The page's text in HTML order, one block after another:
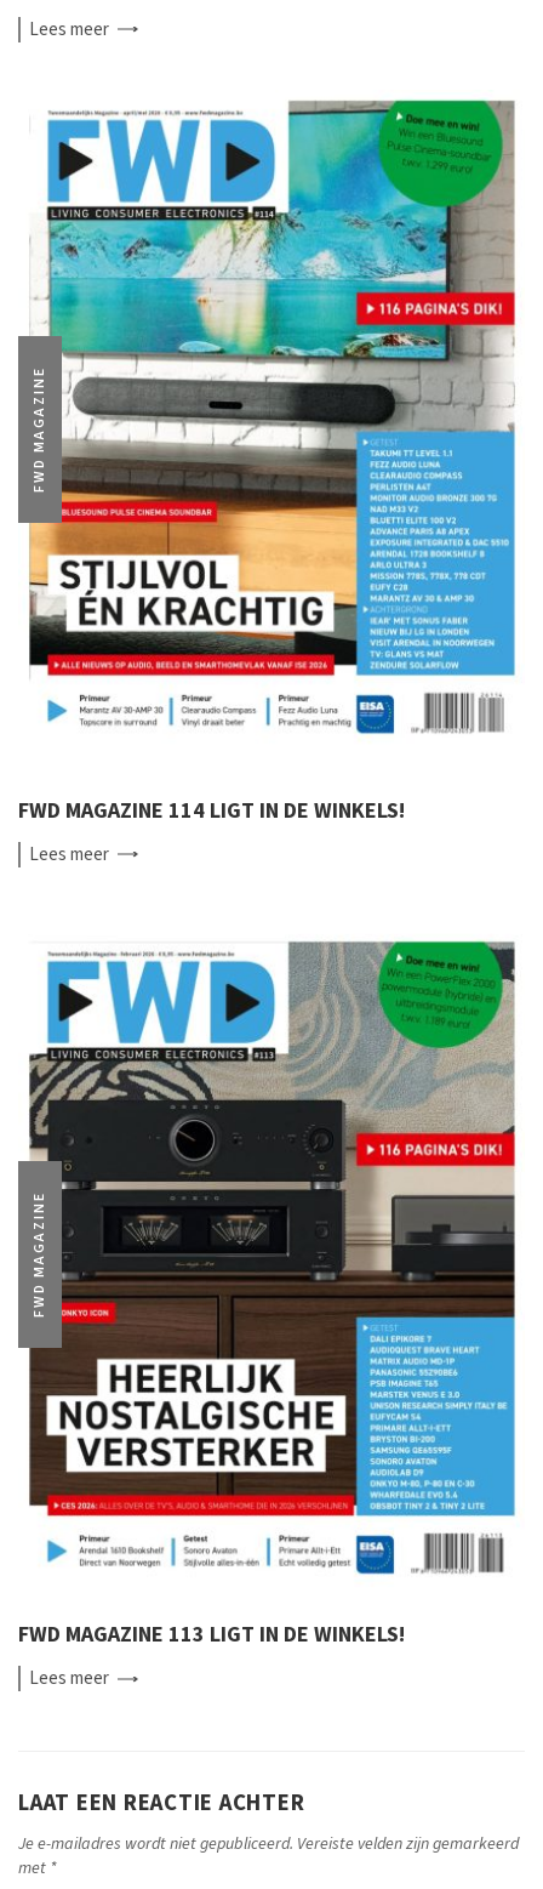
Leesmeer
FWD MAGAZINE
FWD MAGAZINE 114 LIGT IN DE WINKELS!
Leesmeer
FWD MAGAZINE
FWD MAGAZINE 113 LIGT IN DE WINKELS!
Leesmeer
LAAT EEN REACTIE ACHTER
Je e-mailadres wordt niet gepubliceerd. Vereiste velden zijn gemarkeerd
met *